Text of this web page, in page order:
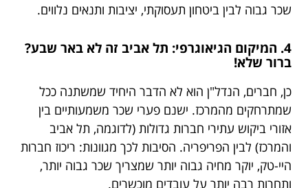
שכר גבוה לבין ביטחון תעסוקתי, יציבות ותנאים נלווים.
4. המיקום הגיאוגרפי: תל אביב זה לא באר שבע?
ברור שלא!
כן, חברים, הנדל"ן הוא לא הדבר היחיד שמשתנה ככל
שמתרחקים מהמרכז. ישנם פערי שכר משמעותיים בין
אזורי ביקוש עתירי חברות גדולות (לדוגמה, תל אביב
והמרכז) לבין הפריפריה. הסיבות לכך מגוונות: ריכוז חברות
היי-טק, יוקר מחיה גבוה יותר שמצריך שכר גבוה יותר,
ותחרות רבה יותר על עובדים מוכשרים.